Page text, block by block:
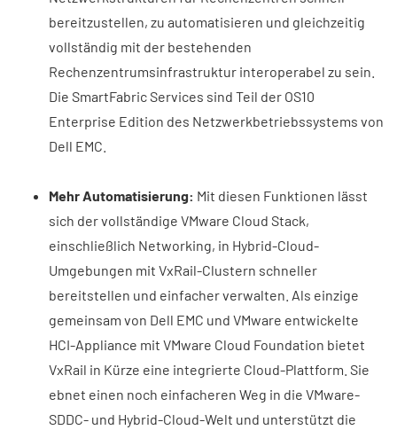
bereitzustellen, zu automatisieren und gleichzeitig
vollständig mit der bestehenden
Rechenzentrumsinfrastruktur interoperabel zu sein.
Die SmartFabric Services sind Teil der OS10
Enterprise Edition des Netzwerkbetriebssystems von
Dell EMC.
Mehr Automatisierung: Mit diesen Funktionen lässt
sich der vollständige VMware Cloud Stack,
einschließlich Networking, in Hybrid-Cloud-
Umgebungen mit VxRail-Clustern schneller
bereitstellen und einfacher verwalten. Als einzige
gemeinsam von Dell EMC und VMware entwickelte
HCI-Appliance mit VMware Cloud Foundation bietet
VxRail in Kürze eine integrierte Cloud-Plattform. Sie
ebnet einen noch einfacheren Weg in die VMware-
SDDC- und Hybrid-Cloud-Welt und unterstützt die